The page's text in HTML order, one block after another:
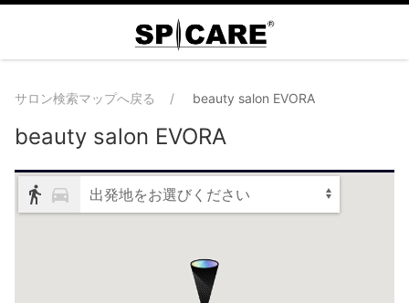
サロン検索マップへ戻る beauty salon EVORA
beauty salon EVORA
出発地をお選びください